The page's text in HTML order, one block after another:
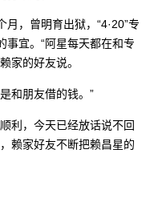
，曾明育出狱，“4·20”专
事宜。“阿星每天都在和专
家的好友说。
和朋友借的钱。”
利，今天已经放话说不回
赖家好友不断把赖昌星的